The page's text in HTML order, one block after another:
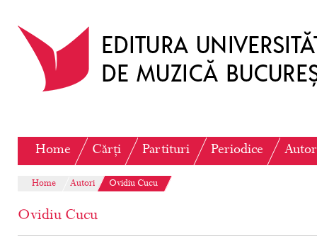
Home Cărți Partituri Periodice
Home Autori Ovidiu Cucu
Ovidiu Cucu